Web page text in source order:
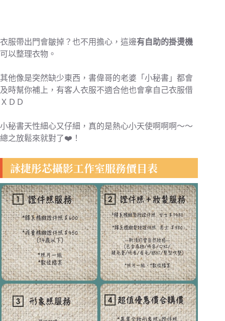
衣服帶出門會皺掉？也不用擔心，這邊有自助的掛燙機
可以整理衣物。
其他像是突然缺少東西，書偉哥的老婆「小秘書」都會
及時幫你補上，有客人衣服不適合他也會拿自己衣服借
ＸＤＤ
小秘書天性細心又仔細，真的是熱心小天使啊啊啊～～
總之放鬆來就對了❤️！
詠捷彤芯攝影工作室服務價目表